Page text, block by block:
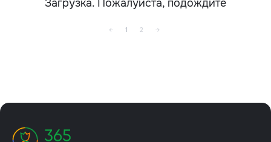
Загрузка. Пожалуйста, подождите
← 1 2 →